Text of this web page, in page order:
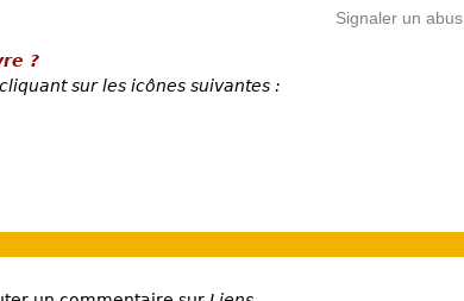
Signaler un abus
?
sur les icônes suivantes :